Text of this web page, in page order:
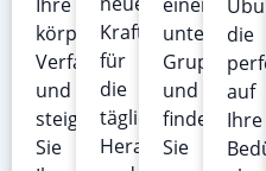
körperliche
Verfassung
und
steigern
Sie
Kraft
für
die
täglichen
Herausforderungen
Gruppe
und
finden
Sie
die
auf
Ihre